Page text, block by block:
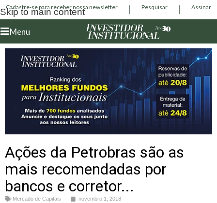
Skip to main content
Cadastre-se para receber nossa newsletter Pesquisar Assinar
Menu
Ações da Petrobras são as
mais recomendadas por
bancos e corretor...
Mercado de Capitais novembro 1, 2018